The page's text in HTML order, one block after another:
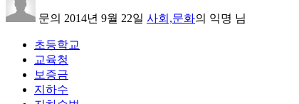
문의 2014년 9월 22일 사회,문화의 익명 님
초등학교
교육청
보증금
지하수